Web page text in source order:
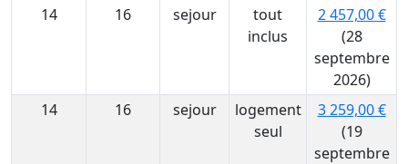
14
16 sejour
tout
inclus
2 457,00 €
(28
septembre
2026)
14
16 sejour
logement
seul
3 259,00 €
(19
septembre